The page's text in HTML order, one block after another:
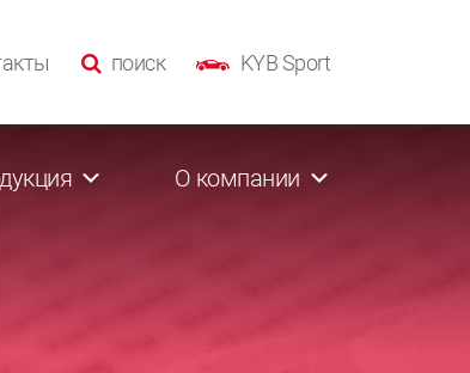
KYB Sport
поиск
О компании